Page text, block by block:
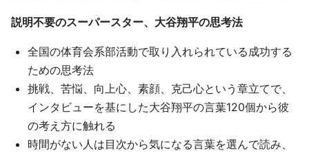
説明不要のスーパースター、大谷翔平の思考法
全国の体育会系部活動で取り入れられている成功する
ための思考法
挑戦、苦悩、向上心、素顔、克己心という章立てで、
インタビューを基にした大谷翔平の言葉120個から彼
の考え方に触れる
時間がない人は目次から気になる言葉を選んで読み、